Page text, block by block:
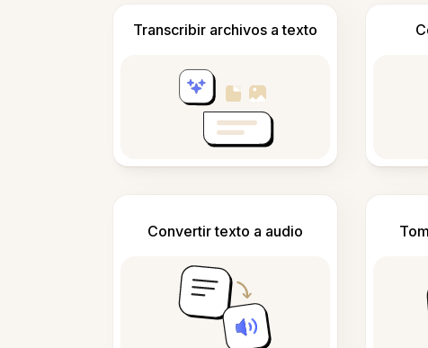
Transcribir archivos a texto
Convertir texto a audio